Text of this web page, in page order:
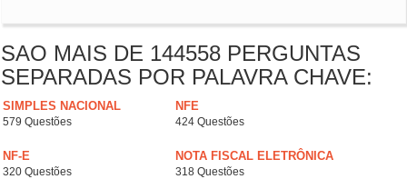
SAO MAIS DE 144558 PERGUNTAS
SEPARADAS POR PALAVRA CHAVE:
SIMPLES NACIONAL
579 Questões
NFE
424 Questões
NF-E
320 Questões
NOTA FISCAL ELETRÔNICA
318 Questões